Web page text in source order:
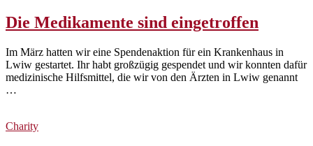
Die Medikamente sind eingetroffen
Im März hatten wir eine Spendenaktion für ein Krankenhaus in
Lwiw gestartet. Ihr habt großzügig gespendet und wir konnten dafür
medizinische Hilfsmittel, die wir von den Ärzten in Lwiw genannt
…
Charity